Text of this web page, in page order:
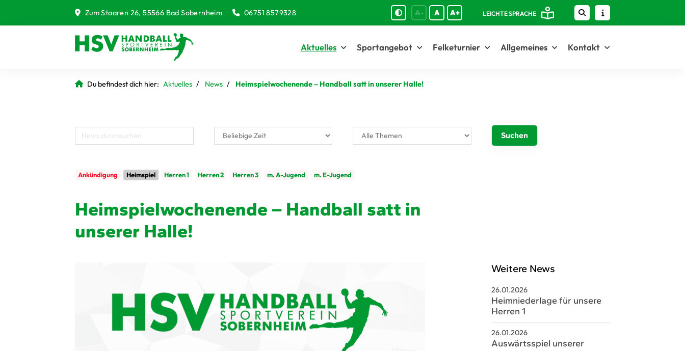
Zum Staaren 26, 55566 Bad Sobernheim 06751 8579328 A- A A+ LEICHTE SPRACHE
Aktuelles Sportangebot Felketurnier Allgemeines Kontakt
Du befindest dich hier: Aktuelles News Heimspielwochenende – Handball satt in unserer Halle!
Ankündigung Heimspiel Herren 1 Herren 2 Herren 3 m. A-Jugend m. E-Jugend
Heimspielwochenende – Handball satt in
unserer Halle!
Weitere News
26.01.2026
Heimniederlage für unsere
Herren 1
26.01.2026
Auswärtsspiel unserer